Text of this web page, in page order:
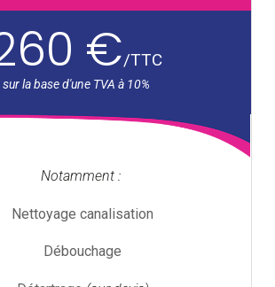
€/TTC
Notamment :
Nettoyage canalisation
Débouchage